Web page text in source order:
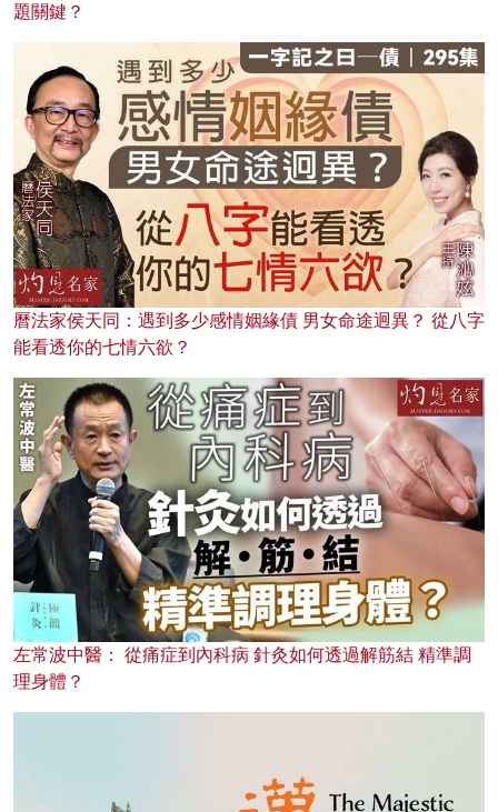
題關鍵？
曆法家侯天同：遇到多少感情姻緣債 男女命途迥異？ 從八字
能看透你的七情六欲？
左常波中醫： 從痛症到內科病 針灸如何透過解筋結 精準調
理身體？